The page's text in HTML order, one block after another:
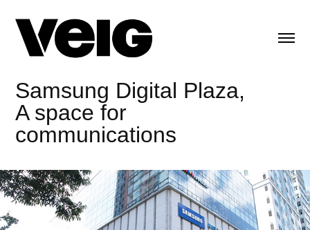
Samsung Digital Plaza,
A space for
communications